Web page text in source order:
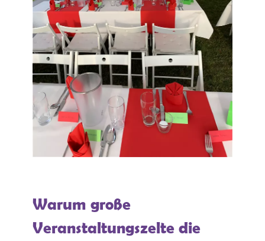
Warum große
Veranstaltungszelte die